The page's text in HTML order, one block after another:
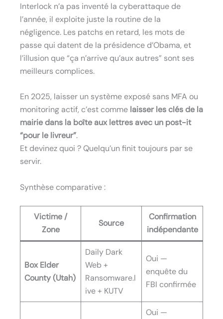
Interlock n’a pas inventé la cyberattaque de
l’année, il exploite juste la routine de la
négligence. Les patchs en retard, les mots de
passe qui datent de la présidence d’Obama, et
l’illusion que “ça n’arrive qu’aux autres” sont ses
meilleurs complices.
En 2025, laisser un système exposé sans MFA ou
monitoring actif, c’est comme laisser les clés de la
mairie dans la boîte aux lettres avec un post-it
“pour le livreur”.
Et devinez quoi ? Quelqu’un finit toujours par se
servir.
Synthèse comparative :
Victime /
Zone
Source
Confirmation
indépendante
Box Elder
County (Utah)
Daily Dark
Web +
Ransomware.l
ive + KUTV
Oui —
enquête du
FBI confirmée
Oui —